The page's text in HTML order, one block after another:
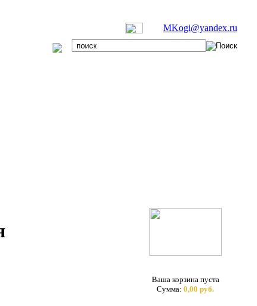
MKogi@yandex.ru
Ваша корзина пуста
Сумма: 0,00 руб.